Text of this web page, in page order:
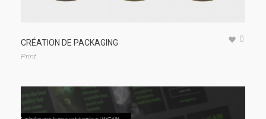
CRÉATION DE PACKAGING 0
Print